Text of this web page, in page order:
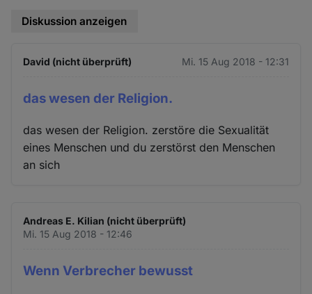
Diskussion anzeigen
David (nicht überprüft) Mi. 15 Aug 2018 - 12:31
das wesen der Religion.
das wesen der Religion. zerstöre die Sexualität
eines Menschen und du zerstörst den Menschen
an sich
Andreas E. Kilian (nicht überprüft)
Mi. 15 Aug 2018 - 12:46
Wenn Verbrecher bewusst